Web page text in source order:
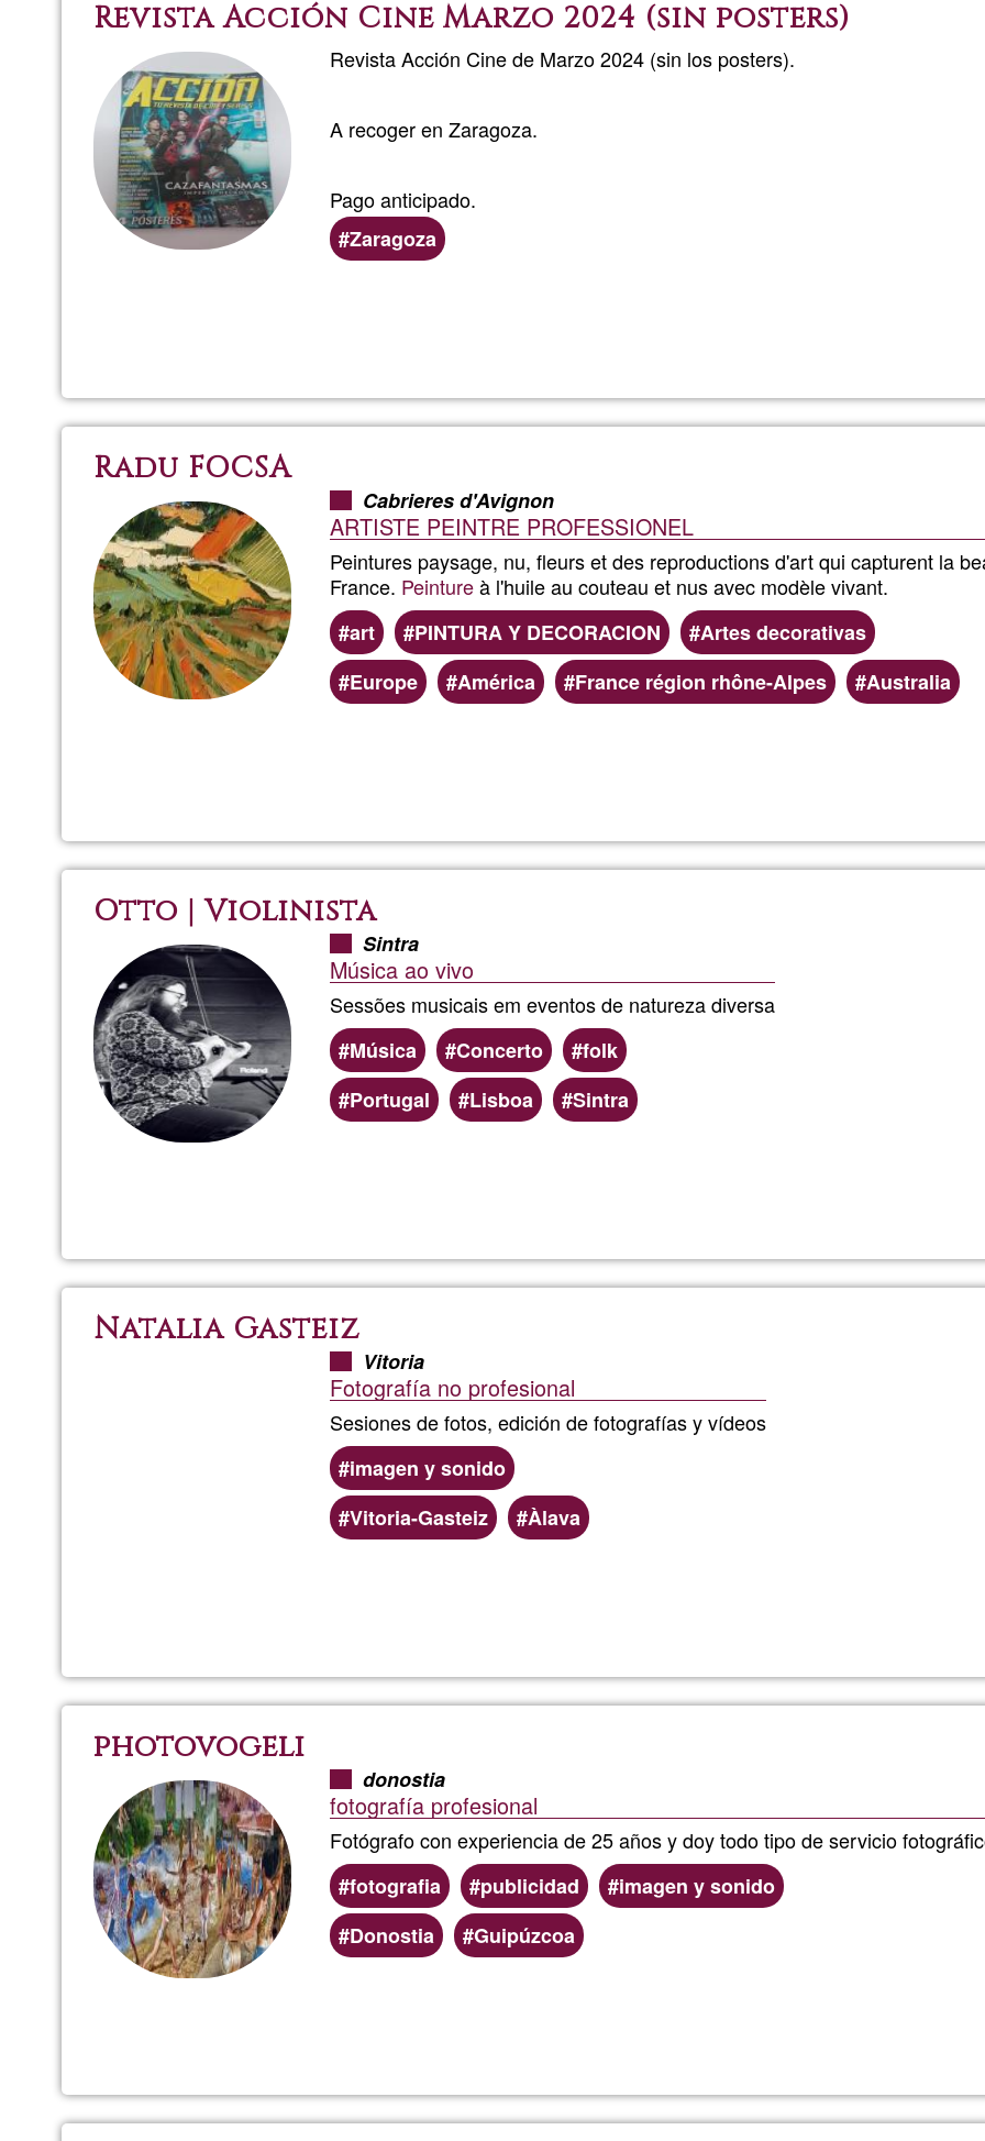
Revista Acción Cine Marzo 2024 (sin posters)
Revista Acción Cine de Marzo 2024 (sin los posters).
A recoger en Zaragoza.
Pago anticipado.
Áreas
de
Zaragoza
Acción
Marzo
2024
(sin
posters)
Radu FOCSA
Cabrieres d'Avignon
ARTISTE PEINTRE PROFESSIONEL
Peintures paysage, nu, fleurs et des reproductions d'art qui capturent la
France. Peintureà l'huile au couteau et nus avec modèle vivant.
art
PINTURA Y DECORACION
Artes decorativas
Europe
América France région rhône-Alpes Australia
FOCSA
Otto | Violinista
Sintra
Música ao vivo
Sessões musicais em eventos de natureza diversa
Música
Concerto
folk
Portugal
Lisboa Sintra
|
Natalia Gasteiz
Vitoria
Fotografía no profesional
Sesiones de fotos, edición de fotografías y vídeos
imagen y sonido
Vitoria-Gasteiz
Àlava
Gasteiz
photovogeli
donostia
fotografía profesional
Fotógrafo con experiencia de 25 años y doy todo tipo de servicio
fotografia
publicidad
imagen y sonido
Donostia
Guipúzcoa